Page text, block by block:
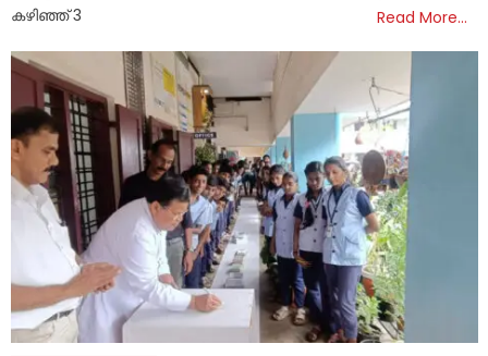
കഴിഞ്ഞ് 3
Read More…